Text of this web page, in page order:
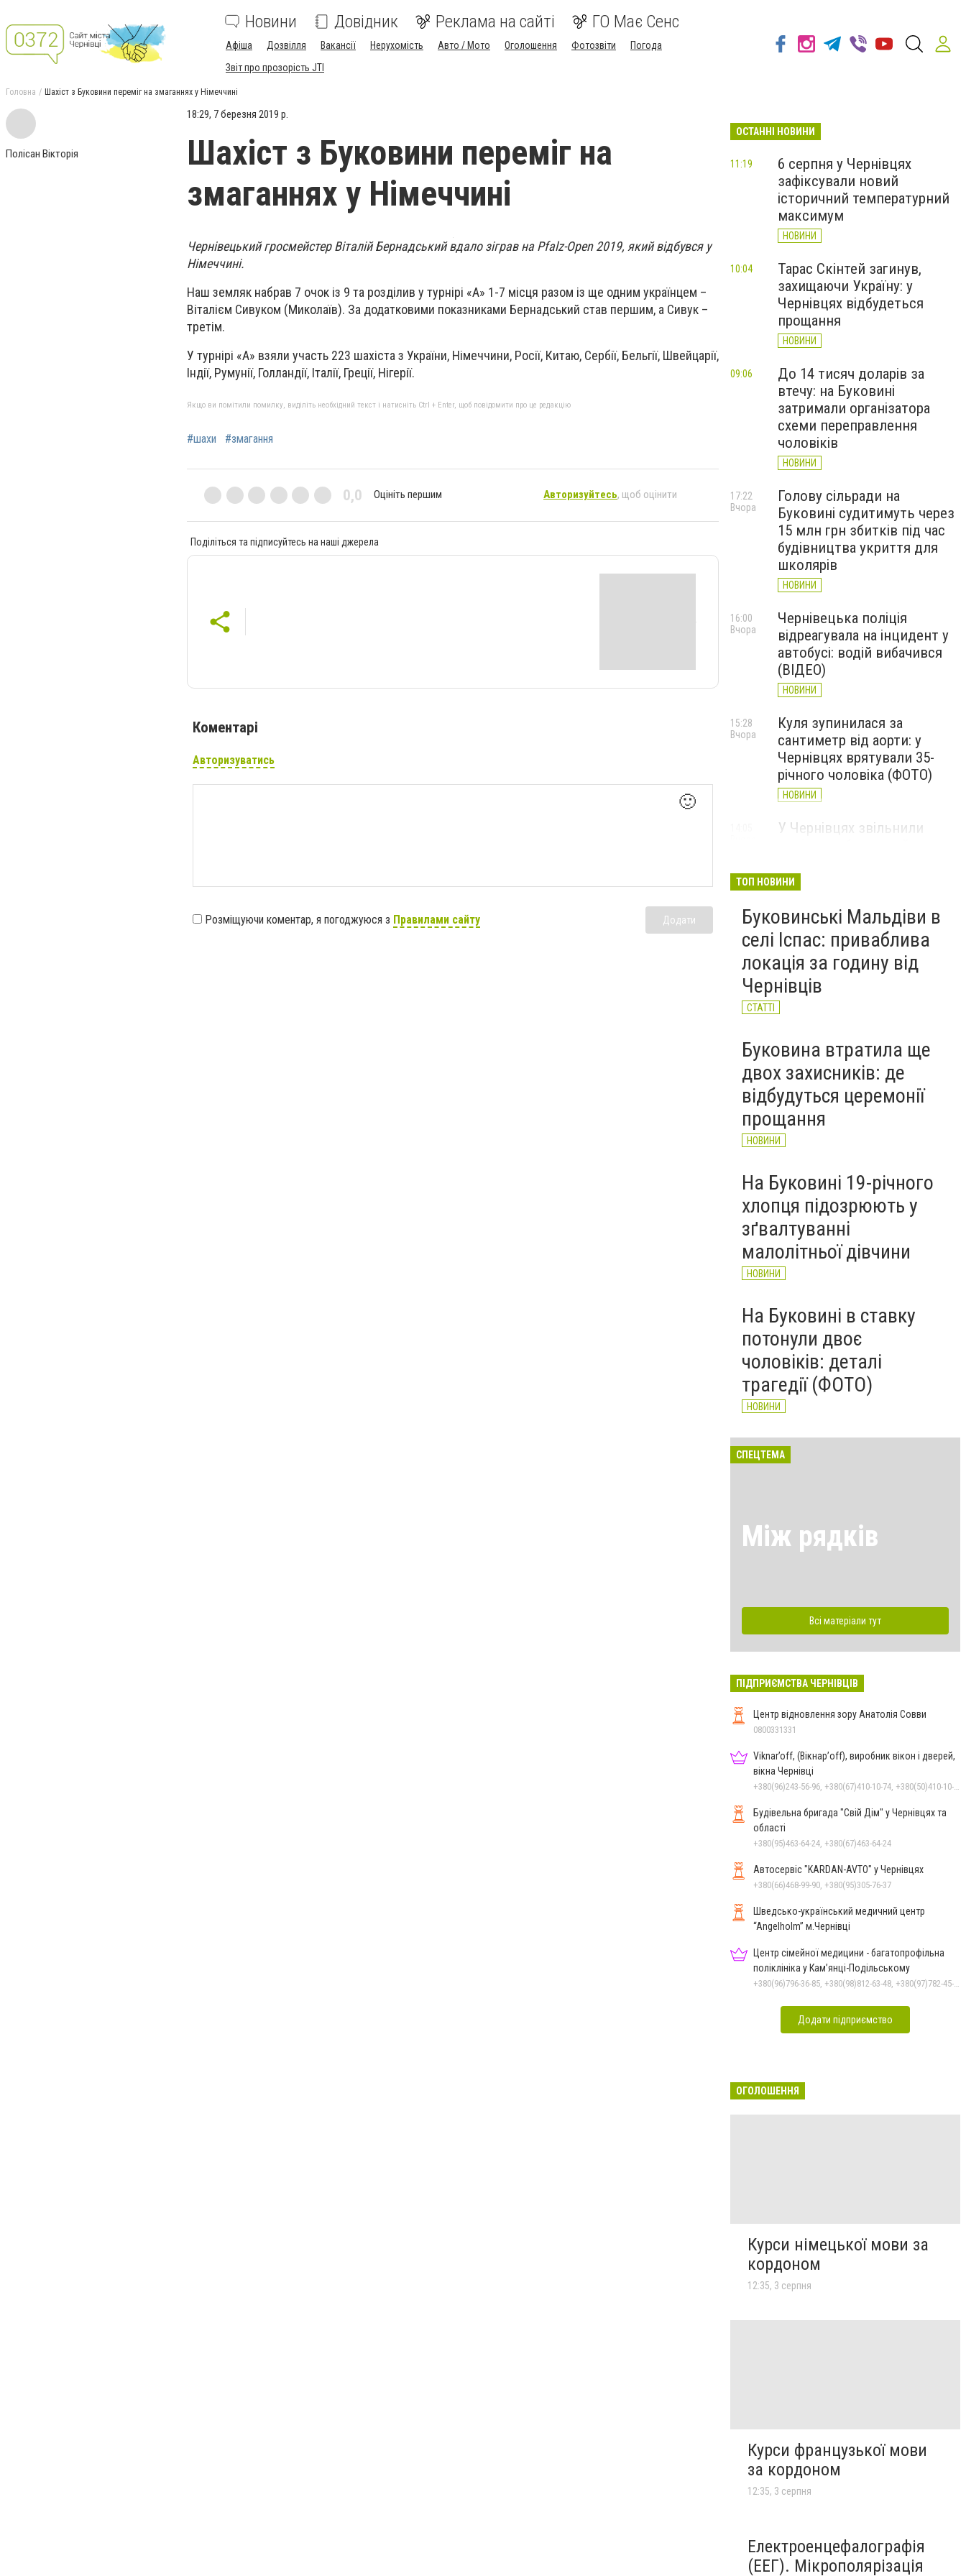
Новини Довідник Реклама на сайті ГО Має Сенс
Афіша Дозвілля Вакансії Нерухомість Авто / Мото Оголошення Фотозвіти
Погода
Звіт про прозорість JTI
Головна Шахіст з Буковини переміг на змаганнях у Німеччині
Полісан Вікторія
18:29, 7 березня 2019 р.
Шахіст з Буковини переміг на
змаганнях у Німеччині
Чернівецький гросмейстер Віталій Бернадський вдало зіграв на Pfalz-Open 2019, який відбувся у
Німеччині.
Наш земляк набрав 7 очок із 9 та розділив у турнірі «А» 1-7 місця разом із ще одним українцем –
Віталієм Сивуком (Миколаїв). За додатковими показниками Бернадський став першим, а Сивук –
третім.
У турнірі «А» взяли участь 223 шахіста з України, Німеччини, Росії, Китаю, Сербії, Бельгії, Швейцарії,
Індії, Румунії, Голландії, Італії, Греції, Нігерії.
Якщо ви помітили помилку, виділіть необхідний текст і натисніть Ctrl + Enter, щоб повідомити про це редакцію
#шахи #змагання
0,0 Оцініть першим Авторизуйтесь, щоб оцінити
Поділіться та підписуйтесь на наші джерела
Коментарі
Авторизуватись
🙂
Розміщуючи коментар, я погоджуюся з Правилами сайту Додати
ОСТАННІ НОВИНИ
6 серпня у Чернівцях
зафіксували новий
історичний температурний
максимум
НОВИНИ
11:19
Тарас Скінтей загинув,
захищаючи Україну: у
Чернівцях відбудеться
прощання
НОВИНИ
10:04
До 14 тисяч доларів за
втечу: на Буковині
затримали організатора
схеми переправлення
чоловіків
НОВИНИ
09:06
Голову сільради на
Буковині судитимуть через
15 млн грн збитків під час
будівництва укриття для
школярів
НОВИНИ
17:22
Вчора
Чернівецька поліція
відреагувала на інцидент у
автобусі: водій вибачився
(ВІДЕО)
НОВИНИ
16:00
Вчора
Куля зупинилася за
сантиметр від аорти: у
Чернівцях врятували 35-
річного чоловіка (ФОТО)
НОВИНИ
15:28
Вчора
У Чернівцях звільнили
військових та влаштував
НОВИНИ
У Чернівцях чоловіка
підозрюють у торгівлі
бойовими гранатами
13:22
Вчора
ТОП НОВИНИ
Буковинські Мальдіви в
селі Іспас: приваблива
локація за годину від
Чернівців
СТАТТІ
Буковина втратила ще
двох захисників: де
відбудуться церемонії
прощання
НОВИНИ
На Буковині 19-річного
хлопця підозрюють у
зґвалтуванні
малолітньої дівчини
НОВИНИ
На Буковині в ставку
потонули двоє
чоловіків: деталі
трагедії (ФОТО)
НОВИНИ
СПЕЦТЕМА
Між рядків
Всі матеріали тут
ПІДПРИЄМСТВА ЧЕРНІВЦІВ
Центр відновлення зору Анатолія Совви
0800331331
Viknar’off, (Вікнар’off), виробник вікон і дверей,
вікна Чернівці
Будівельна бригада "Свій Дім" у Чернівцях та
області
+380(95)463-64-24, +380(67)463-64-24
Автосервіс "KARDAN-AVTO" у Чернівцях
+380(66)468-99-90, +380(95)305-76-37
Шведсько-український медичний центр
“Angelholm” м.Чернівці
Центр сімейної медицини - багатопрофільна
поліклініка у Кам’янці-Подільському
Додати підприємство
ОГОЛОШЕННЯ
Курси німецької мови за
кордоном
12:35, 3 серпня
Курси французької мови
за кордоном
12:35, 3 серпня
Електроенцефалографія
(ЕЕГ). Мікрополярізація